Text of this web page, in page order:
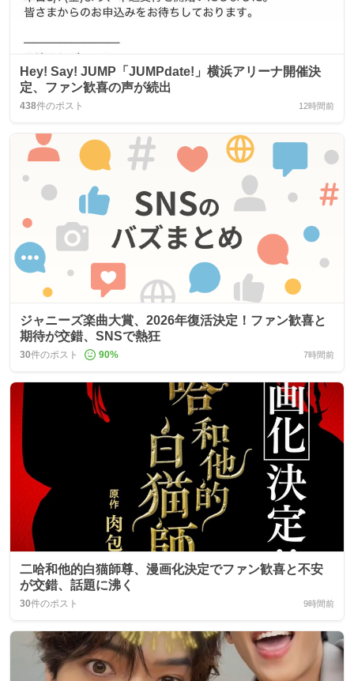
Hey! Say! JUMP「JUMPdate!」横浜アリーナ開催決
定、ファン歓喜の声が続出
438件のポスト 12時間前
ジャニーズ楽曲大賞、2026年復活決定！ファン歓喜と
期待が交錯、SNSで熱狂
30件のポスト 90% 7時間前
二哈和他的白猫師尊、漫画化決定でファン歓喜と不安
が交錯、話題に沸く
30件のポスト 9時間前